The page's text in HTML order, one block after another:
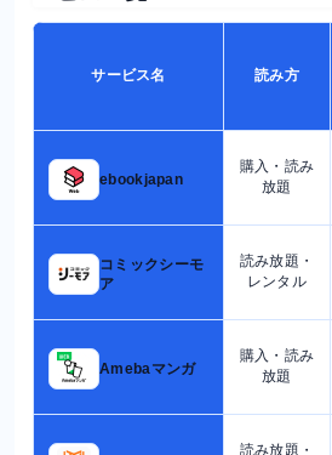
サービス名 読み方
ebookjapan
購入・読み
放題
コミックシーモ
ア
読み放題・
レンタル
Amebaマンガ
購入・読み
放題
読み放題・